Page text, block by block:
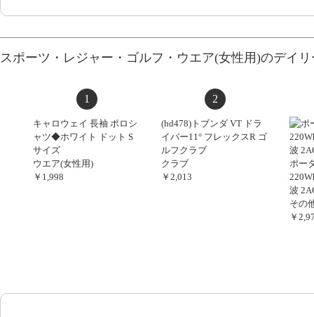
スポーツ・レジャー・ゴルフ・ウエア(女性用)のデイ
1
キャロウェイ 長袖 ポロシ
ャツ◆ホワイト ドット S
サイズ
ウエア(女性用)
￥1,998
2
(hd478)トブンダ VT ドラ
イバー11° フレックスR ゴ
ルフクラブ
クラブ
￥2,013
ポー
波
その
￥